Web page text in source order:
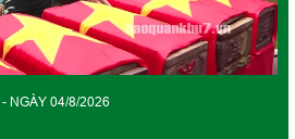
Video
NGÀY 04/8/2026